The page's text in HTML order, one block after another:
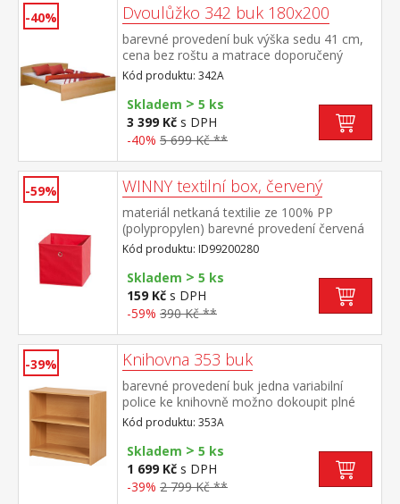
-40% Dvoulůžko 342 buk 180x200
barevné provedení buk výška sedu 41 cm,
cena bez roštu a matrace doporučený
rozměr matrace 180 × 200 cm nebo 2 kusy
90 × 200 cm a rošt R4 k dvoulůžku možno
dokoupit úložný prostor 147A
Kód produktu: 342A
Skladem > 5 ks
3 399 Kč s DPH
-40% 5 699 Kč **
-59% WINNY textilní box, červený
materiál netkaná textilie ze 100% PP
(polypropylen) barevné provedení červená
Kód produktu: ID99200280
Skladem > 5 ks
159 Kč s DPH
-59% 390 Kč **
-39% Knihovna 353 buk
barevné provedení buk jedna variabilní
police ke knihovně možno dokoupit plné
dveře 55A
Kód produktu: 353A
Skladem > 5 ks
1 699 Kč s DPH
-39% 2 799 Kč **